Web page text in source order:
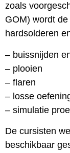
zoals
GOM) wordt
hardsolderen
– buissnijden
– plooien
– flaren
– losse
– simulatie
De cursisten
beschikbaar